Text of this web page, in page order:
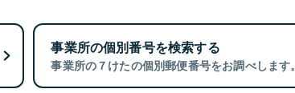
事業所の個別番号を検索する
事業所の７けたの個別郵便番号をお調べします。